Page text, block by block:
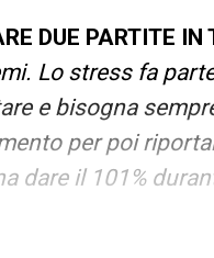
DUE PARTITE IN
Lo stress fa
e bisogna
per poi
dare il 101%